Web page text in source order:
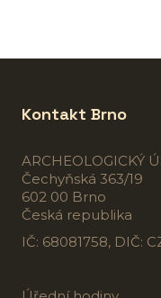
Kontakt Brno
ARCHEOLOGICKÝ
Čechyňská 363/19
602 00 Brno
Česká republika
IČ: 68081758, DIČ: